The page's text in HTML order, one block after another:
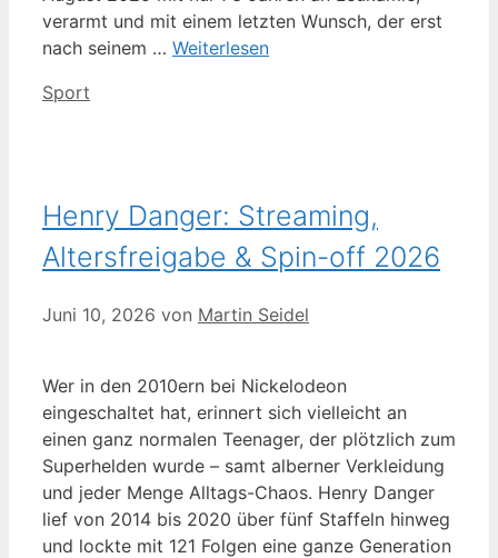
verarmt und mit einem letzten Wunsch, der erst
nach seinem … Weiterlesen
Kategorien
Sport
Henry Danger: Streaming,
Altersfreigabe & Spin-off 2026
Juni 10, 2026 von Martin Seidel
Wer in den 2010ern bei Nickelodeon
eingeschaltet hat, erinnert sich vielleicht an
einen ganz normalen Teenager, der plötzlich zum
Superhelden wurde – samt alberner Verkleidung
und jeder Menge Alltags-Chaos. Henry Danger
lief von 2014 bis 2020 über fünf Staffeln hinweg
und lockte mit 121 Folgen eine ganze Generation